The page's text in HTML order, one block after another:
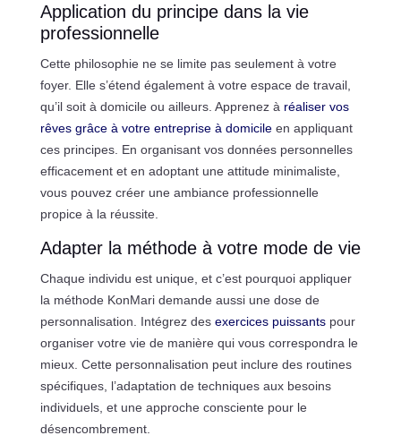
Application du principe dans la vie
professionnelle
Cette philosophie ne se limite pas seulement à votre
foyer. Elle s’étend également à votre espace de travail,
qu’il soit à domicile ou ailleurs. Apprenez à réaliser vos
rêves grâce à votre entreprise à domicileen appliquant
ces principes. En organisant vos données personnelles
efficacement et en adoptant une attitude minimaliste,
vous pouvez créer une ambiance professionnelle
propice à la réussite.
Adapter la méthode à votre mode de vie
Chaque individu est unique, et c’est pourquoi appliquer
la méthode KonMari demande aussi une dose de
personnalisation. Intégrez des exercices puissantspour
organiser votre vie de manière qui vous correspondra le
mieux. Cette personnalisation peut inclure des routines
spécifiques, l’adaptation de techniques aux besoins
individuels, et une approche consciente pour le
désencombrement.